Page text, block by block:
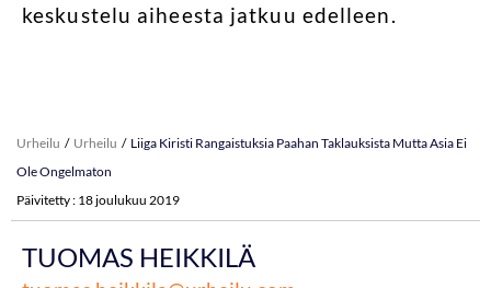
keskustelu aiheesta jatkuu edelleen.
Urheilu Urheilu
Liiga Kiristi Rangaistuksia Paahan Taklauksista Mutta Asia Ei
Ole Ongelmaton
Päivitetty : 18 joulukuu 2019
TUOMAS HEIKKILÄ